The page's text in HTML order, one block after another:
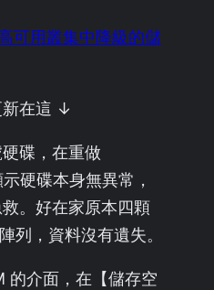
可用叢集中降級的儲
新在這 ↓
碟，在重做
硬碟本身無異常，
。好在家原本四顆
列，資料沒有遺失。
的介面，在【儲存空